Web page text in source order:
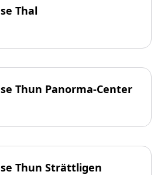
Thal
Thun Panorma-Center
Thun Strättligen